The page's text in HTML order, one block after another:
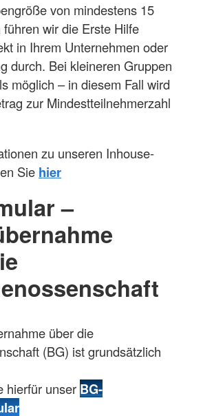
von mindestens 15
wir die Erste Hilfe
in Ihrem Unternehmen oder
durch. Bei kleineren Gruppen
möglich – in diesem Fall wird
zur Mindestteilnehmerzahl
zu unseren Inhouse-
Sie hier
–
über die
(BG) ist grundsätzlich
hierfür unserBG-